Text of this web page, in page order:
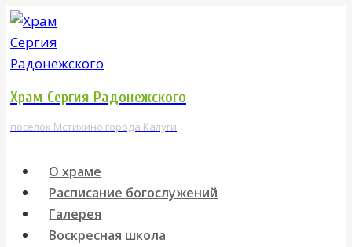
Перейти
к
содержимому
Храм Сергия Радонежского
поселок Мстихино города Калуги
О храме
Расписание богослужений
Галерея
Воскресная школа